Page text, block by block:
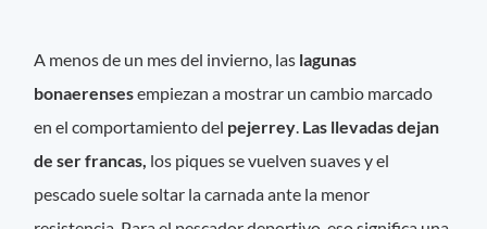
A menos de un mes del invierno, las lagunas
bonaerensesempiezan a mostrar un cambio marcado
en el comportamiento del pejerrey Las llevadas dejan
de ser francas, los piques se vuelven suaves y el
pescado suele soltar la carnada ante la menor